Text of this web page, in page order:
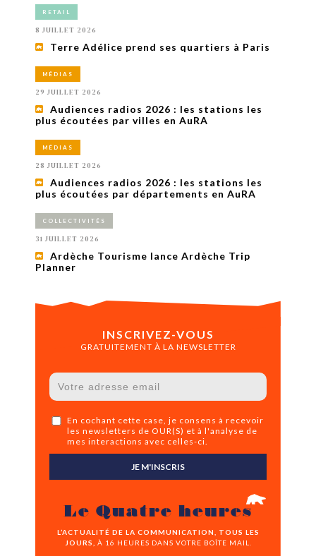
RETAIL
8 JUILLET 2026
Terre Adélice prend ses quartiers à Paris
MÉDIAS
29 JUILLET 2026
Audiences radios 2026 : les stations les
plus écoutées par villes en AuRA
MÉDIAS
28 JUILLET 2026
Audiences radios 2026 : les stations les
plus écoutées par départements en AuRA
COLLECTIVITÉS
31 JUILLET 2026
Ardèche Tourisme lance Ardèche Trip
Planner
INSCRIVEZ-VOUS
GRATUITEMENT À LA NEWSLETTER
En cochant cette case, je consens à recevoir
les newsletters de OUR(S) et à l'analyse de
mes interactions avec celles-ci.
JE M'INSCRIS
Le Quatre heures
L’ACTUALITÉ DE LA COMMUNICATION, TOUS LES
JOURS,
À 16 HEURES DANS VOTRE BOÎTE MAIL.